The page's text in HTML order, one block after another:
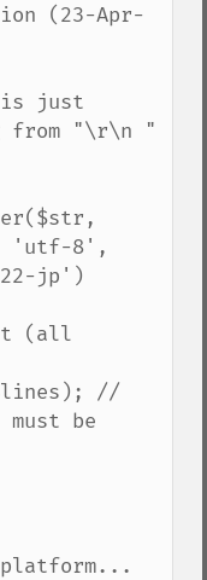
(23-Apr-
is just
from "\r\n "
'utf-8',
jp')
must be
platform...